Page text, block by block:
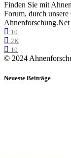
Finden Sie mit
Forum, durch
10
2K
10
© 2024
Neueste Beiträge